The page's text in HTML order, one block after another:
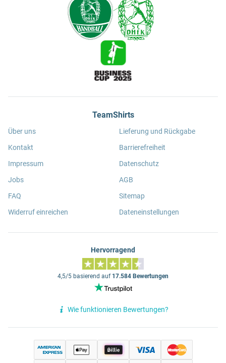
TeamShirts
Über uns
Kontakt
Impressum
Jobs
FAQ
Widerruf einreichen
Lieferung und Rückgabe
Barrierefreiheit
Datenschutz
AGB
Sitemap
Dateneinstellungen
Hervorragend
4,5/5 basierend auf 17.584 Bewertungen
Wie funktionieren Bewertungen?